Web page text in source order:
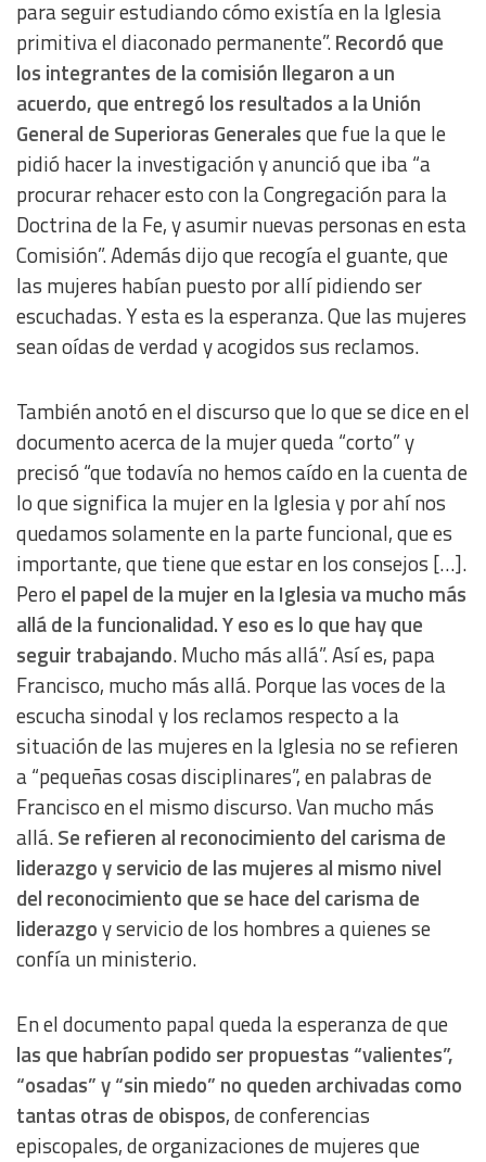
para seguir estudiando cómo existía en la Iglesia
primitiva el diaconado permanente”.Recordó que
los integrantes de la comisión llegaron a un
acuerdo, que entregó los resultados a la Unión
General de Superioras Generalesque fue la que le
pidió hacer la investigación y anunció que iba “a
procurar rehacer esto con la Congregación para la
Doctrina de la Fe, y asumir nuevas personas en esta
Comisión”. Además dijo que recogía el guante, que
las mujeres habían puesto por allí pidiendo ser
escuchadas. Y esta es la esperanza. Que las mujeres
sean oídas de verdad y acogidos sus reclamos.
También anotó en el discurso que lo que se dice en el
documento acerca de la mujer queda “corto” y
precisó “que todavía no hemos caído en la cuenta de
lo que significa la mujer en la Iglesia y por ahí nos
quedamos solamente en la parte funcional, que es
importante, que tiene que estar en los consejos […].
Pero el papel de la mujer en la Iglesia va mucho más
allá de la funcionalidad. Y eso es lo que hay que
seguir trabajando. Mucho más allá”. Así es, papa
Francisco, mucho más allá. Porque las voces de la
escucha sinodal y los reclamos respecto a la
situación de las mujeres en la Iglesia no se refieren
a “pequeñas cosas disciplinares”, en palabras de
Francisco en el mismo discurso. Van mucho más
allá.Se refieren al reconocimiento del carisma de
liderazgo y servicio de las mujeres al mismo nivel
del reconocimiento que se hace del carisma de
liderazgoy servicio de los hombres a quienes se
confía un ministerio.
En el documento papal queda la esperanza de que
las que habrían podido ser propuestas “valientes”,
“osadas” y “sin miedo” no queden archivadas como
tantas otras de obispos, de conferencias
episcopales, de organizaciones de mujeres que